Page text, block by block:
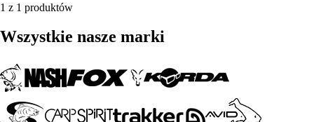
1 z 1 produktów
Wszystkie nasze marki